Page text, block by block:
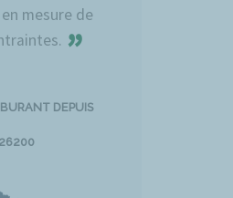
mesure de
”
DEPUIS